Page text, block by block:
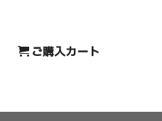
ご購入カート